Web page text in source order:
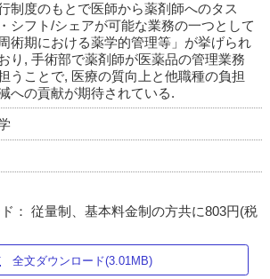
制度のもとで医師から薬剤師へのタス
シフト/シェアが可能な業務の一つとして
周術期における薬学的管理等」が挙げられ
り, 手術部で薬剤師が医薬品の管理業務
うことで, 医療の質向上と他職種の負担
への貢献が期待されている.
： 従量制、基本料金制の方共に803円(税
全文ダウンロード(3.01MB)